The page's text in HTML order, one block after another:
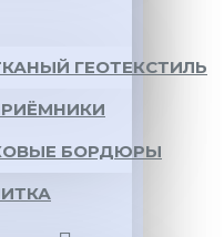
ГЕОТЕКСТИЛЬ
БОРДЮРЫ